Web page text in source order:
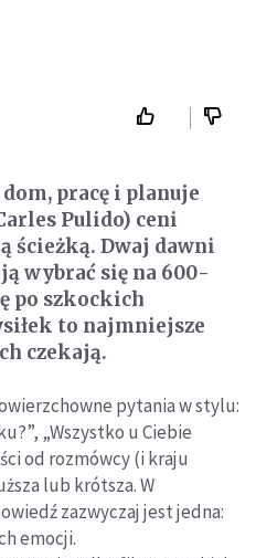
pracę i planuje
Pulido) ceni
ścieżką. Dwaj dawni
wybrać się na 600-
po szkockich
to najmniejsze
czekają.
pytania w stylu:
„Wszystko u Ciebie
od rozmówcy (i kraju
lub krótsza. W
zazwyczaj jest jedna:
emocji.